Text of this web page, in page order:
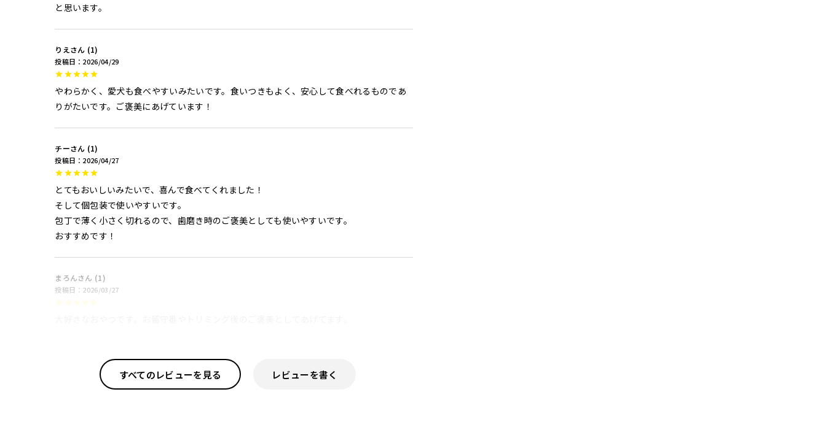
と思います。
りえ 1
投稿日 2026/04/29
やわらかく、愛犬も食べやすいみたいです。食いつきもよく、安心して食べれるものであ
りがたいです。ご褒美にあげています！
チー 1
投稿日 2026/04/27
とてもおいしいみたいで、喜んで食べてくれました！
そして個包装で使いやすいです。
包丁で薄く小さく切れるので、歯磨き時のご褒美としても使いやすいです。
おすすめです！
まろん 1
投稿日 2026/03/27
すべてのレビューを見る レビューを書く